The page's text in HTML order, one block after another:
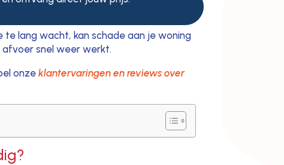
lang wacht, kan schade aan je woning
afvoer snel weer werkt.
onzeklantervaringen en reviews over